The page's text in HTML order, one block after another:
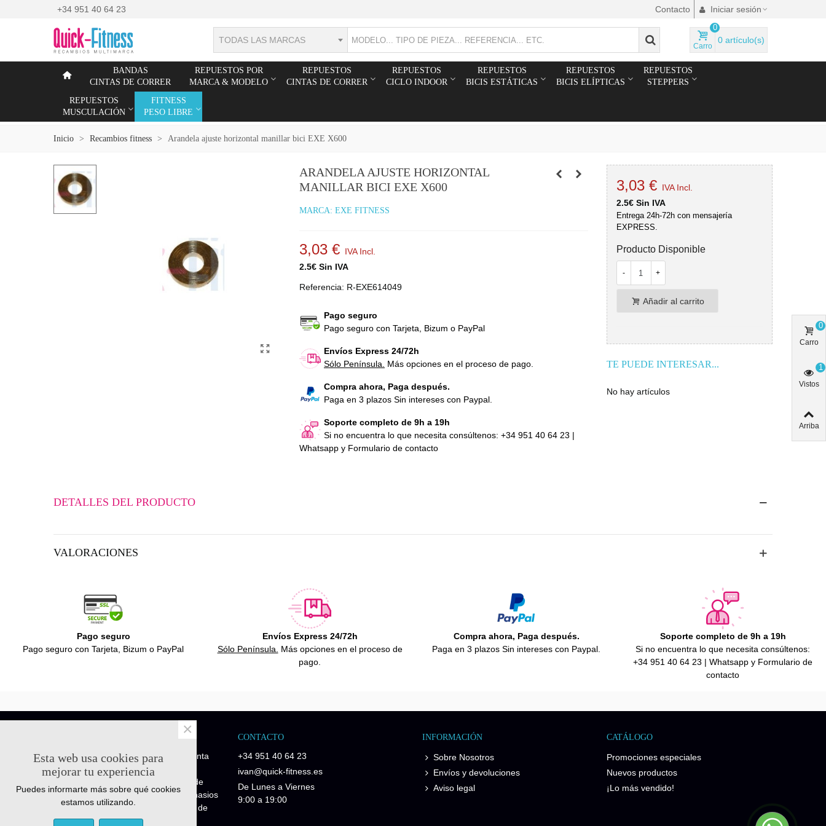
+34 951 40 64 23 Contacto Iniciar sesión
TODAS LAS MARCAS
Carro
0
0 artículo(s)
BANDAS
CINTAS DE CORRER
REPUESTOS POR
MARCA & MODELO
REPUESTOS
CINTAS DE CORRER
REPUESTOS
CICLO INDOOR
REPUESTOS
BICIS ESTÁTICAS
REPUESTOS
BICIS ELÍPTICAS
REPUESTOS
STEPPERS
REPUESTOS
MUSCULACIÓN
FITNESS
PESO LIBRE
Inicio > Recambios fitness > Arandela ajuste horizontal manillar bici EXE X600
ARANDELA AJUSTE HORIZONTAL
MANILLAR BICI EXE X600
MARCA: EXE FITNESS
3,03 € IVA Incl.
2.5€ Sin IVA
Referencia: R-EXE614049
Pago seguro
Pago seguro con Tarjeta, Bizum o PayPal
Envíos Express 24/72h
Sólo Península.
Más opciones en el proceso de pago.
Compra ahora, Paga después.
Paga en 3 plazos Sin intereses con Paypal.
Soporte completo de 9h a 19h
Si no encuentra lo que necesita consúltenos: +34 951 40 64 23 |
Whatsapp y Formulario de contacto
3,03 € IVA Incl.
2.5€ Sin IVA
Entrega 24h-72h con mensajería
EXPRESS.
Producto Disponible
- +
Añadir al carrito
TE PUEDE INTERESAR...
No hay artículos
DETALLES DEL PRODUCTO
VALORACIONES
Pago seguro
Pago seguro con Tarjeta, Bizum o PayPal
Envíos Express 24/72h
Sólo Península.
Más opciones en el proceso de
pago.
Compra ahora, Paga después.
Paga en 3 plazos Sin intereses con Paypal.
Soporte completo de 9h a 19h
Si no encuentra lo que necesita consúltenos:
+34 951 40 64 23 | Whatsapp y Formulario de
contacto
Quick-Fitness es una empresa de venta
de recambios y repuestos fitness.
Disponemos de piezas de repuesto de
maquinaria profesional para los gimnasios
y piezas de repuesto para máquinas de
particulares Fitness Home.
CONTACTO
+34 951 40 64 23
ivan@quick-fitness.es
De Lunes a Viernes
9:00 a 19:00
INFORMACIÓN
Sobre Nosotros
Envíos y devoluciones
Aviso legal
CATÁLOGO
Promociones especiales
Nuevos productos
¡Lo más vendido!
Carro
0
Vistos
1
Arriba
Esta web usa cookies para
mejorar tu experiencia
Puedes informarte más sobre qué cookies
estamos utilizando.
×